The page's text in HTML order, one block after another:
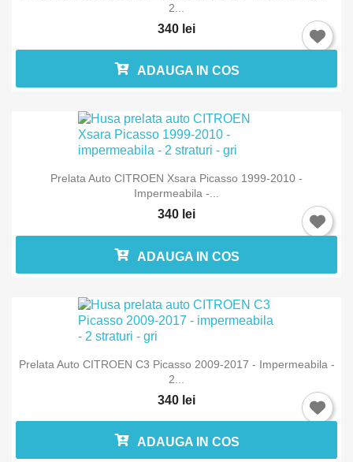
2...
340 lei
ADAUGA IN COS
Prelata Auto CITROEN Xsara Picasso 1999-2010 -
Impermeabila -...
340 lei
ADAUGA IN COS
Prelata Auto CITROEN C3 Picasso 2009-2017 - Impermeabila -
2...
340 lei
ADAUGA IN COS